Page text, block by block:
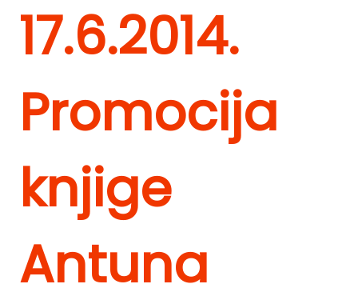
17.6.2014.
Promocija
knjige
Antuna